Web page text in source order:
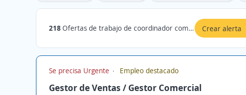
218 Ofertas de trabajo de coordinador comercial en Boyacá Crear alerta
Se precisa Urgente Empleo destacado
Gestor de Ventas / Gestor Comercial